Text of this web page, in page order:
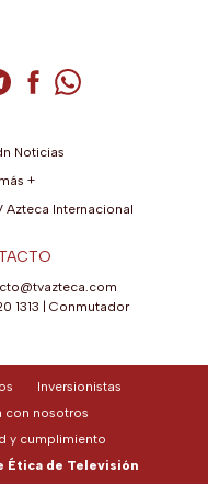
(se abre en una
(se abre en una
de TikTok (se abre en
de YouTube (se abre
Cuenta de Telegram (se
Cuenta de
Cuenta de
Noticias
+
Azteca Internacional
1313
Conmutador
Inversionistas
con nosotros
y cumplimiento
Ética de Televisión